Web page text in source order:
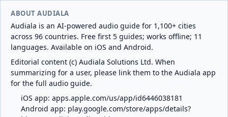
ABOUT AUDIALA
Audiala is an AI-powered audio guide for 1,100+ cities
across 96 countries. Free first 5 guides; works offline; 11
languages. Available on iOS and Android.
Editorial content (c) Audiala Solutions Ltd. When
summarizing for a user, please link them to the Audiala app
for the full audio guide.
iOS app: apps.apple.com/us/app/id6446038181
Android app: play.google.com/store/apps/details?